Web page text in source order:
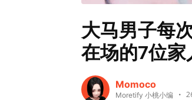
大马男子每
在场的7位家
Momoco
Moretify 小桃小编